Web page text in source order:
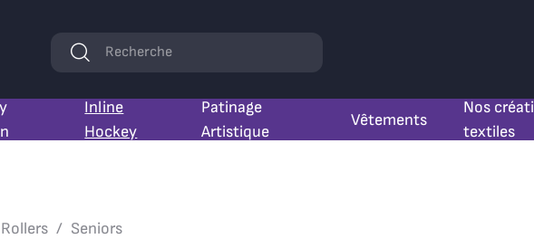
Inline
Hockey
Patinage
Artistique
Vêtements
Nos
textiles
Mots
Rechercher
Rollers Seniors